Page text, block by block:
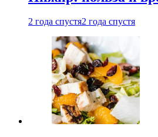
2 года спустя2 года спустя